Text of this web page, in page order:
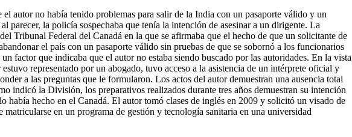
autor no había tenido problemas para salir de la India con un pasaporte válido y un
parecer, la policía sospechaba que tenía la intención de asesinar a un dirigente. La
Tribunal Federal del Canadá en la que se afirmaba que el hecho de que un solicitante de
el país con un pasaporte válido sin pruebas de que se sobornó a los funcionarios
factor que indicaba que el autor no estaba siendo buscado por las autoridades. En la vista
representado por un abogado, tuvo acceso a la asistencia de un intérprete oficial y
a las preguntas que le formularon. Los actos del autor demuestran una ausencia total
indicó la División, los preparativos realizados durante tres años demuestran su intención
había hecho en el Canadá. El autor tomó clases de inglés en 2009 y solicitó un visado de
matricularse en un programa de gestión y tecnología sanitaria en una universidad